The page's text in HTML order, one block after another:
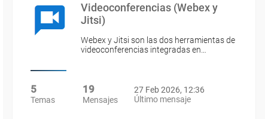
Videoconferencias (Webex y
Jitsi)
Webex y Jitsi son las dos herramientas de
videoconferencias integradas en…
5
Temas
19
Mensajes
27 Feb 2026, 12:36
Último mensaje